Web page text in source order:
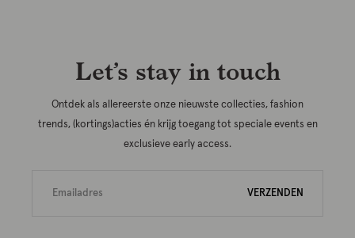
Let’s stay in touch
Ontdek als allereerste onze nieuwste collecties, fashion
trends, (kortings)acties én krijg toegang tot speciale events en
exclusieve early access.
VERZENDEN